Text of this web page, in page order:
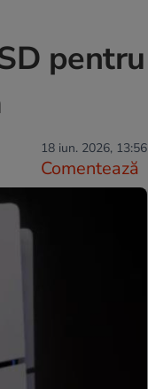
pentru
18 iun. 2026, 13:56
Comentează